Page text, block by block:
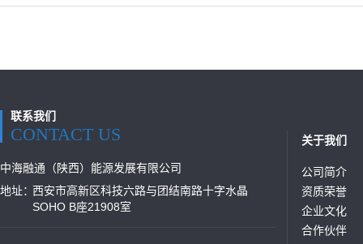
联系我们
CONTACT US
中海融通（陕西）能源发展有限公司
地址：西安市高新区科技六路与团结南路十字水晶
SOHO B座21908室
关于我们
公司简介
资质荣誉
企业文化
合作伙伴